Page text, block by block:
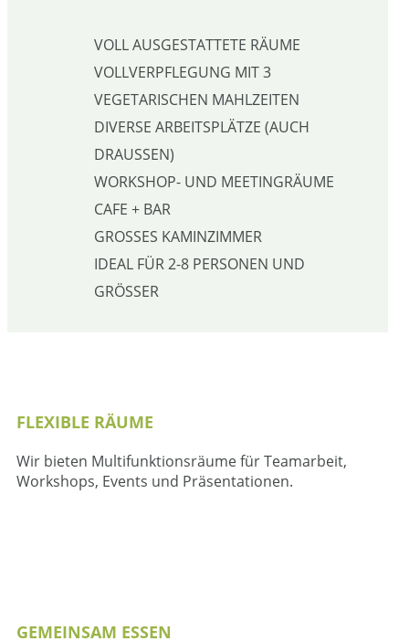
VOLL AUSGESTATTETE RÄUME
VOLLVERPFLEGUNG MIT 3
VEGETARISCHEN MAHLZEITEN
DIVERSE ARBEITSPLÄTZE (AUCH
DRAUSSEN)
WORKSHOP- UND MEETINGRÄUME
CAFE + BAR
GROSSES KAMINZIMMER
IDEAL FÜR 2-8 PERSONEN UND
GRÖSSER
FLEXIBLE RÄUME
Wir bieten Multifunktionsräume für Teamarbeit,
Workshops, Events und Präsentationen.
GEMEINSAM ESSEN